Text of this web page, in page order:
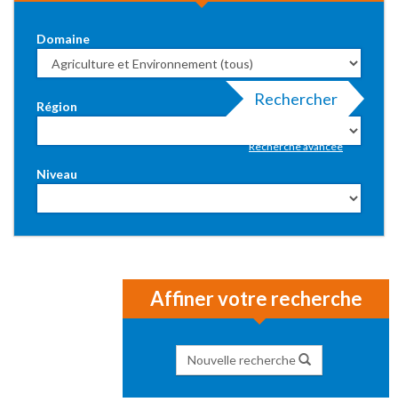
Domaine
Région
Niveau
Rechercher
Recherche avancée
Affiner votre recherche
Nouvelle recherche